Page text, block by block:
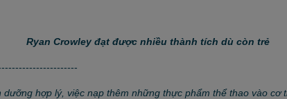
Ryan Crowley đạt được nhiều thành tích dù còn trẻ
hợp lý, việc nạp thêm những thực phẩm thể thao vào cơ